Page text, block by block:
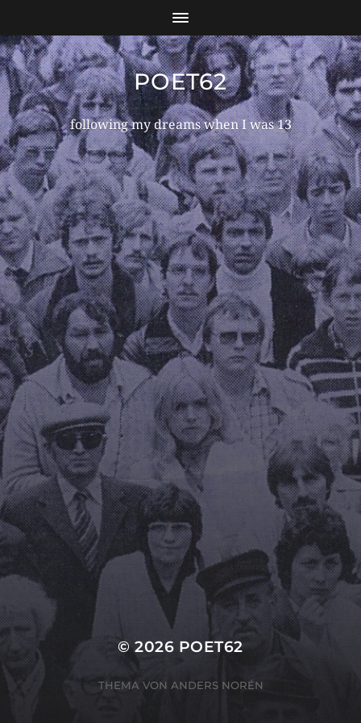
POET62
following my dreams when I was 13
GROSSES KÜNDIGT S
ICH AN
Hier bahnt sich etwas Großes an! Unser Shop ist in Arbeit
und wird bald veröffentlicht!
© 2026 POET62
THEMA VON ANDERS NORÉN